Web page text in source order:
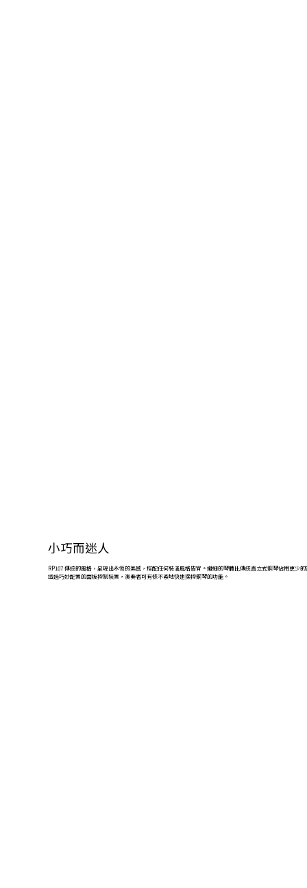
小巧而迷人
RP107 傳統的風格，呈現出永恆的美感，搭配任何裝潢風格皆宜。纖細的琴體比傳統直立式鋼琴佔用更
透過巧妙配置的面板控制裝置，演奏者可有條不紊地快速操控鋼琴的功能。